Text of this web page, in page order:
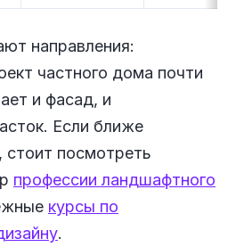
направления:
частного дома почти
и фасад, и
Если ближе
стоит посмотреть
профессии ландшафтного
курсы по
.